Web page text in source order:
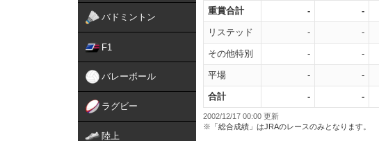
バドミントン
F1
バレーボール
ラグビー
陸上
重賞合計 - -
リステッド - -
その他特別 - -
平場 - -
合計 - -
2002/12/17 00:00 更新
※「総合成績」はJRAのレースのみとなります。